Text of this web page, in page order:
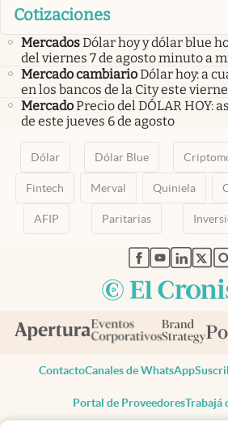
Cotizaciones
MercadosDólar hoy y dólar blue
del viernes 7 de agosto minuto a
Mercado cambiarioDólar hoy: a
en los bancos de la City este
MercadoPrecio del DÓLAR HOY:
de este jueves 6 de agosto
Dólar Dólar Blue
Fintech Merval Quiniela
AFIP Paritarias
abre en nueva
abre en
abre
ContactoCanales de WhatsApp
Portal de ProveedoresTrabajá